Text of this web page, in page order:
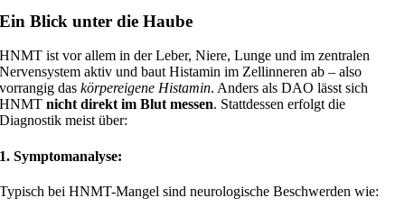
Ein Blick unter die Haube
HNMT ist vor allem in der Leber, Niere, Lunge und im zentralen
Nervensystem aktiv und baut Histamin im Zellinneren ab – also
vorrangig daskörpereigene Histamin. Anders als DAO lässt sich
HNMTnicht direkt im Blut messen. Stattdessen erfolgt die
Diagnostik meist über:
1. Symptomanalyse:
Typisch bei HNMT-Mangel sind neurologische Beschwerden wie: